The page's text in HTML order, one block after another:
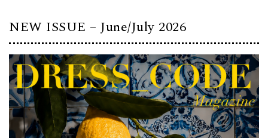
NEW ISSUE – June/July 2026